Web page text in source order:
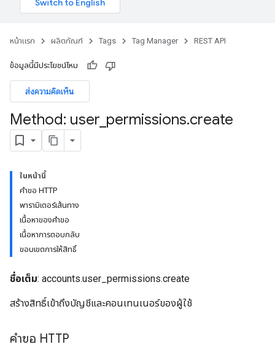
หน้าแรก ผลิตภัณฑ์ Tags Tag Manager REST API
ข้อมูลนี้มีประโยชน์ไหม
ส่งความคิดเห็น
Method: user permissions.create
ในหน้านี้
คำขอ HTTP
พารามิเตอร์เส้นทาง
เนื้อหาของคำขอ
เนื้อหาการตอบกลับ
ขอบเขตการให้สิทธิ์
ชื่อเต็ม: accounts.user_permissions.create
สร้างสิทธิ์เข้าถึงบัญชีและคอนเทนเนอร์ของผู้ใช้
คำขอ HTTP